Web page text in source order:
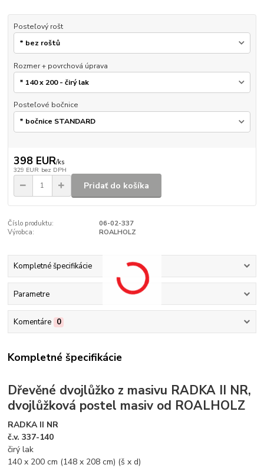
Posteľový rošt
Rozmer + povrchová úprava
Posteľové bočnice
398 EUR/ks
329 EUR bez DPH
Pridať do košíka
Číslo produktu:
06-02-337
Výrobca:
ROALHOLZ
Kompletné špecifikácie
Parametre
Komentáre 0
Kompletné špecifikácie
Dřevěné dvojlůžko z masivu RADKA II NR,
dvojlůžková postel masiv od ROALHOLZ
RADKA II NR
č.v. 337-140
čirý lak
140 x 200 cm (148 x 208 cm) (š x d)